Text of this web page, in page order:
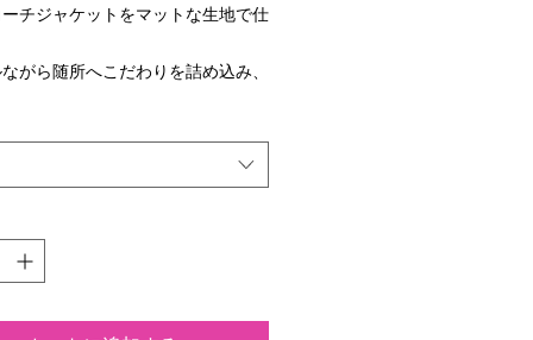
チジャケットをマットな生地で仕
がら随所へこだわりを詰め込み、
とポケット口には金属製のアメリ
トボタン仕様
やウェアのバタつきを調整できる
ド仕様
coach jacket finished with a matte